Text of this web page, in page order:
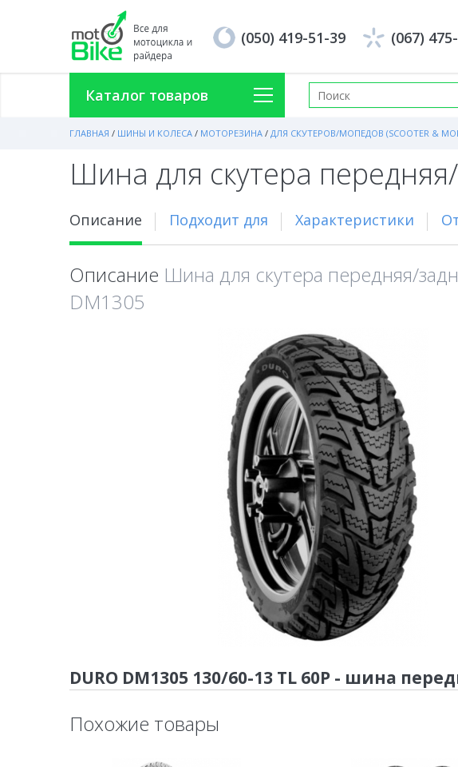
(050) 419-51-39 (067)
Каталог товаров
ГЛАВНАЯ / ШИНЫ И КОЛЕСА / МОТОРЕЗИНА / ДЛЯ СКУТЕРОВ/МОПЕДОВ (SCOOTER &
Шина для скутера
Описание Подходит для Характеристики
Описание Шина для скутера передняя/
DM1305
DURO DM1305 130/60-13 TL 60P - шина
Похожие товары